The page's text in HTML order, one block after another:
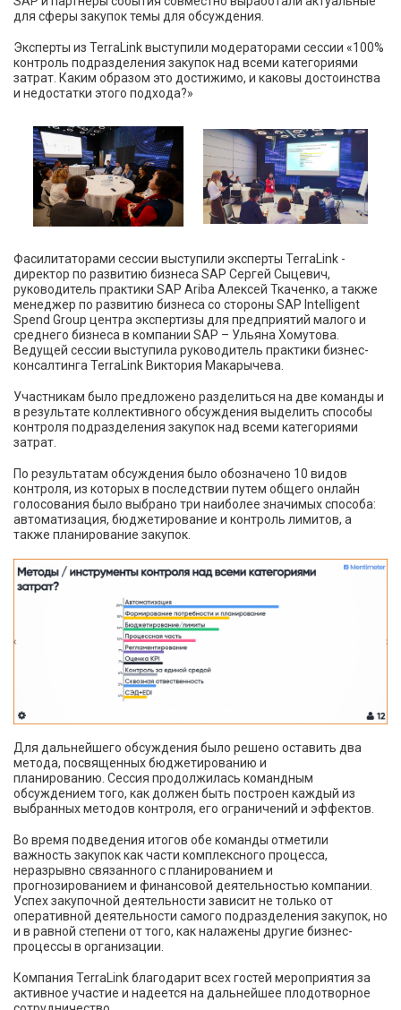
для сферы закупок темы для обсуждения.
Эксперты из TerraLink выступили модераторами сессии «100%
контроль подразделения закупок над всеми категориями
затрат. Каким образом это достижимо, и каковы достоинства
и недостатки этого подхода?»
Фасилитаторами сессии выступили эксперты TerraLink -
директор по развитию бизнеса SAP Сергей Сыцевич,
руководитель практики SAP Ariba Алексей Ткаченко, а также
менеджер по развитию бизнеса со стороны SAP Intelligent
Spend Group центра экспертизы для предприятий малого и
среднего бизнеса в компании SAP – Ульяна Хомутова.
Ведущей сессии выступила руководитель практики бизнес-
консалтинга TerraLink Виктория Макарычева.
Участникам было предложено разделиться на две команды и
в результате коллективного обсуждения выделить способы
контроля подразделения закупок над всеми категориями
затрат.
По результатам обсуждения было обозначено 10 видов
контроля, из которых в последствии путем общего онлайн
голосования было выбрано три наиболее значимых способа:
автоматизация, бюджетирование и контроль лимитов, а
также планирование закупок.
Для дальнейшего обсуждения было решено оставить два
метода, посвященных бюджетированию и
планированию. Сессия продолжилась командным
обсуждением того, как должен быть построен каждый из
выбранных методов контроля, его ограничений и эффектов.
Во время подведения итогов обе команды отметили
важность закупок как части комплексного процесса,
неразрывно связанного с планированием и
прогнозированием и финансовой деятельностью компании.
Успех закупочной деятельности зависит не только от
оперативной деятельности самого подразделения закупок, но
и в равной степени от того, как налажены другие бизнес-
процессы в организации.
Компания TerraLink благодарит всех гостей мероприятия за
активное участие и надеется на дальнейшее плодотворное